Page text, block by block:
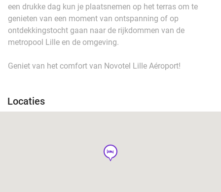
een drukke dag kun je plaatsnemen op het terras om te
genieten van een moment van ontspanning of op
ontdekkingstocht gaan naar de rijkdommen van de
metropool Lille en de omgeving.
Geniet van het comfort van Novotel Lille Aéroport!
Locaties
hotel